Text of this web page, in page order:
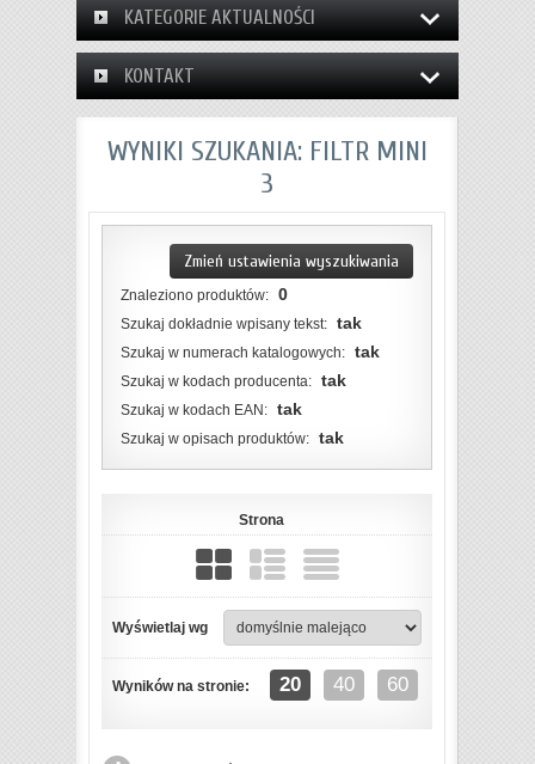
KATEGORIE AKTUALNOŚCI
KONTAKT
WYNIKI SZUKANIA: FILTR MINI
3
Zmień ustawienia wyszukiwania
Znaleziono produktów: 0
Szukaj dokładnie wpisany tekst: tak
Szukaj w numerach katalogowych: tak
Szukaj w kodach producenta: tak
Szukaj w kodach EAN: tak
Szukaj w opisach produktów: tak
Strona
Wyświetlaj wg
Wyników na stronie: 20 40 60